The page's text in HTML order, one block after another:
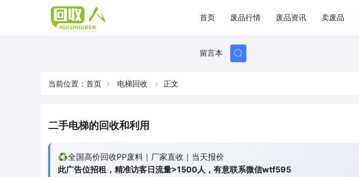
首页 废品行情 废品资讯 卖废品
留言本
当前位置： 首页 电梯回收 正文
二手电梯的回收和利用
♻️全国高价回收PP废料｜厂家直收｜当天报价
此广告位招租，精准访客日流量>1500人，有意联系微信wtf595